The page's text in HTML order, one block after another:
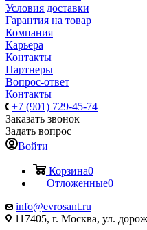
Условия доставки
Гарантия на товар
Компания
Карьера
Контакты
Партнеры
Вопрос-ответ
Контакты
+7 (901) 729-45-74
Заказать звонок
Задать вопрос
Войти
Корзина0
Отложенные0
info@evrosant.ru
117405, г. Москва, ул.